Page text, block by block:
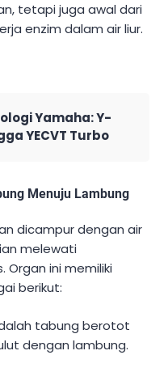
tetapi juga awal dari
enzim dalam air liur.
Yamaha: Y-
YECVT Turbo
Menuju Lambung
dicampur dengan air
melewati
Organ ini memiliki
berikut:
tabung berotot
dengan lambung.